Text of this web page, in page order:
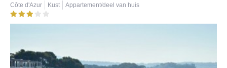
Kust (16)
Binnenland (1)
Type logement
Appartement/deel van huis (1)
Côte d'Azur Kust Appartement/deel van huis